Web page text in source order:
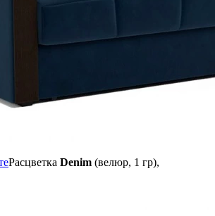
Расцветка Denim (велюр, 1 гр),